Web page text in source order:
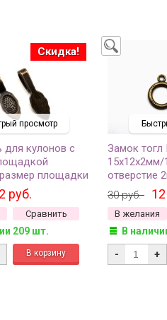
просмотр
Скидка!
для кулонов с
площадки
7х4мм,
бронза, сплав
005, 2шт
руб.
Сравнить
209 шт.
Замок тогл
15х12х2мм/
отверстие
античная
металлов,
комплекта
30 руб.
В желания
В
- +